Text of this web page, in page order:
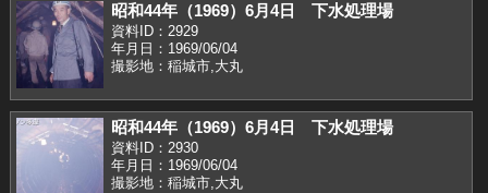
昭和44年（1969）6月4日 下水処理場
資料ID：2929
年月日：1969/06/04
撮影地：稲城市,大丸
昭和44年（1969）6月4日 下水処理場
資料ID：2930
年月日：1969/06/04
撮影地：稲城市,大丸